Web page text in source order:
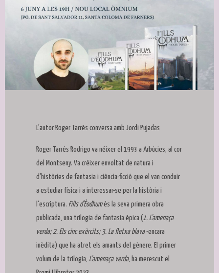
L'autor Roger Tarrés conversa amb Jordi Pujadas
Roger Tarrés Rodrigo va néixer el 1993 a Arbúcies, al cor
del Montseny. Va créixer envoltat de natura i
d'històries de fantasia i ciència-ficció que el van conduir
a estudiar física i a interessar-se per la història i
l'escriptura. Fills d'Èodhumés la seva primera obra
publicada, una trilogia de fantasia èpica (1. L'amenaça
verda; 2. Els cinc exèrcits; 3. La fletxa blava-encara
inèdita) que ha atret els amants del gènere. El primer
volum de la trilogia, L'amenaça verda, ha merescut el